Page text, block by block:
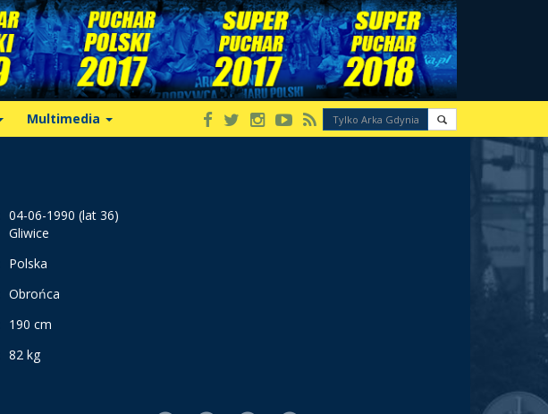
Multimedia
04-06-1990 (lat 36)
Gliwice
Polska
Obrońca
190 cm
82 kg